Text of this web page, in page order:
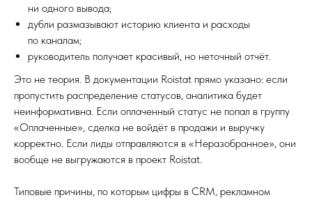
ни одного вывода;
дубли размазывают историю клиента и расходы
по каналам;
руководитель получает красивый, но неточный отчёт.
Это не теория. В документации Roistat прямо указано: если
пропустить распределение статусов, аналитика будет
неинформативна. Если оплаченный статус не попал в группу
«Оплаченные», сделка не войдёт в продажи и выручку
корректно. Если лиды отправляются в «Неразобранное», они
вообще не выгружаются в проект Roistat.
Типовые причины, по которым цифры в CRM, рекламном